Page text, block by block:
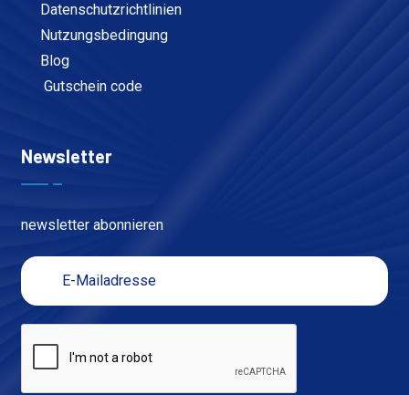
Datenschutzrichtlinien
Nutzungsbedingung
Blog
Gutschein code
Newsletter
newsletter abonnieren